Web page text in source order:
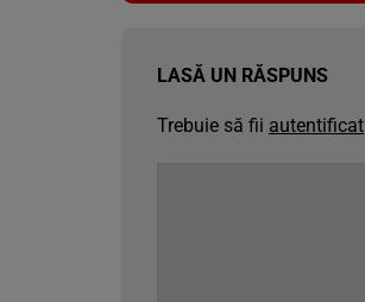
LASĂ UN RĂSPUNS
Trebuie să fii autentificat